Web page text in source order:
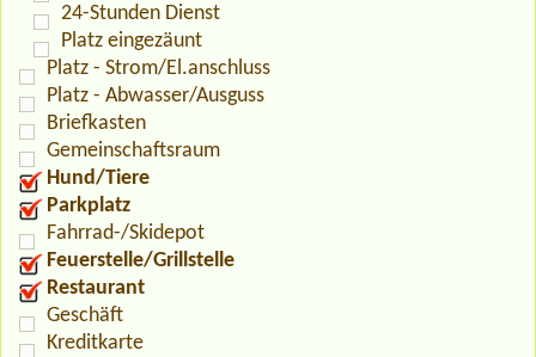
24-Stunden Dienst
Platz eingezäunt
Platz - Strom/El.anschluss
Platz - Abwasser/Ausguss
Briefkasten
Gemeinschaftsraum
Hund/Tiere
Parkplatz
Fahrrad-/Skidepot
Feuerstelle/Grillstelle
Restaurant
Geschäft
Kreditkarte